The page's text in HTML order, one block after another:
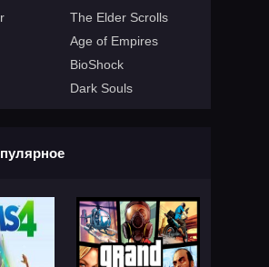
The Elder Scrolls
Age of Empires
BioShock
Dark Souls